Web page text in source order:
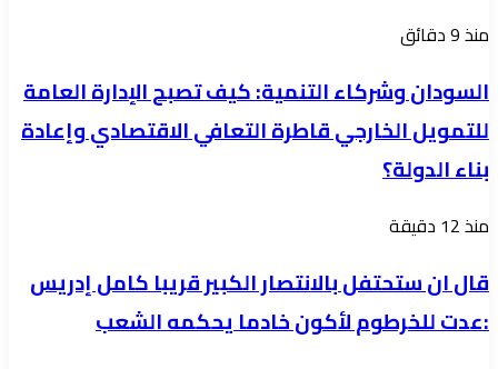
النبوي
الشريف
بمحلية
أمبدة
السودان
التنمية:
كيف
تصبح
العامة
للتمويل
الخارجي
قاطرة
منذ 9 دقائق
السودان وشركاء التنمية: كيف تصبح الإدارة العامة
للتمويل الخارجي قاطرة التعافي الاقتصادي وإعادة
بناء الدولة؟
قال
ستحتفل
بالانتصار
منذ 12 دقيقة
قال ان ستحتفل بالانتصار الكبير قريبا كامل إدريس
:عدت للخرطوم لأكون خادما يحكمه الشعب